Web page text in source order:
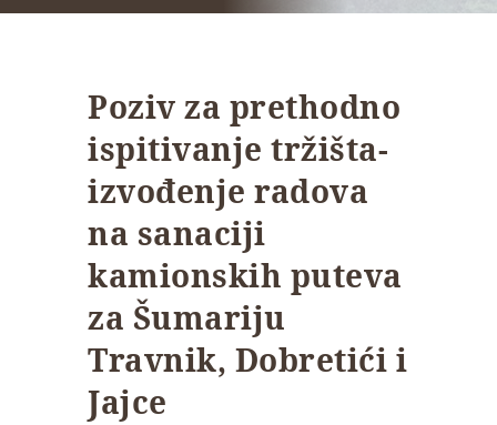
Poziv za prethodno
ispitivanje tržišta-
izvođenje radova
na sanaciji
kamionskih puteva
za Šumariju
Travnik, Dobretići i
Jajce